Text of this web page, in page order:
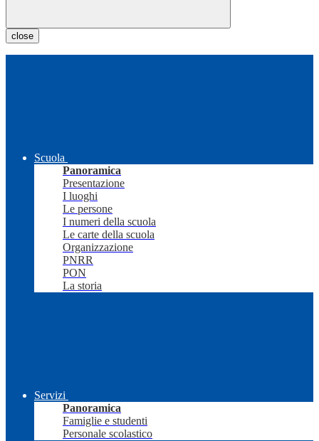
close
Scuola
Panoramica
Presentazione
I luoghi
Le persone
I numeri della scuola
Le carte della scuola
Organizzazione
PNRR
PON
La storia
Servizi
Panoramica
Famiglie e studenti
Personale scolastico